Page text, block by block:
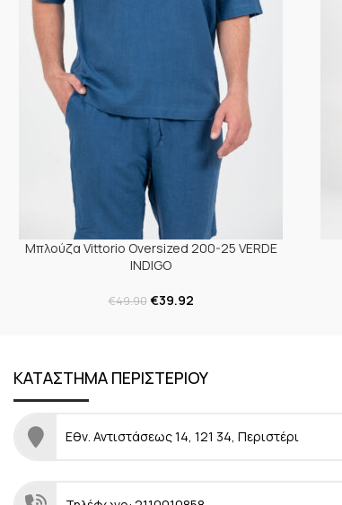
Μπλούζα Vittorio Oversized 200-25 VERDE
INDIGO
€49.90 €39.92
ΚΑΤΑΣΤΗΜΑ ΠΕΡΙΣΤΕΡΙΟΥ
Εθν. Αντιστάσεως 14, 121 34, Περιστέρι